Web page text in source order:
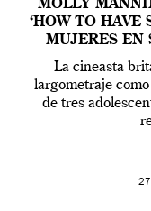
MOLLY
‘HOW TO HAVE
MUJERES EN
La cineasta
largometraje
de tres